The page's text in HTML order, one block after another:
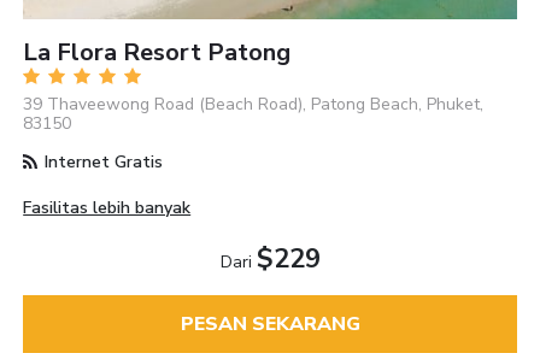
La Flora Resort Patong
39 Thaveewong Road (Beach Road), Patong Beach, Phuket,
83150
Internet Gratis
Fasilitas lebih banyak
Dari $229
PESAN SEKARANG